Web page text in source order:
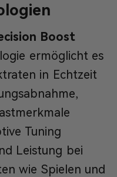
Boost
ermöglicht es
in Echtzeit
Tuning
Leistung bei
wie Spielen und